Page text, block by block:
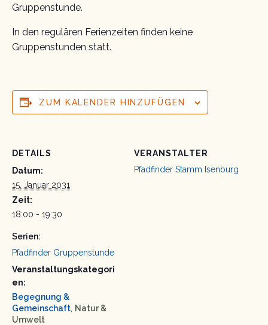
Gruppenstunde.
In den regulären Ferienzeiten finden keine
Gruppenstunden statt.
ZUM KALENDER HINZUFÜGEN
DETAILS
Datum:
15. Januar 2031
Zeit:
18:00 - 19:30
Serien:
Pfadfinder Gruppenstunde
Veranstaltungskategori
en:
Begegnung &
Gemeinschaft Natur &
Umwelt
VERANSTALTER
Pfadfinder Stamm Isenburg